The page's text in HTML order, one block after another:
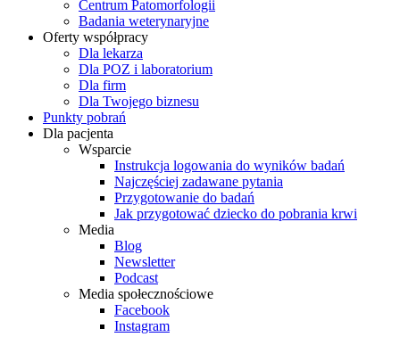
Centrum Patomorfologii
Badania weterynaryjne
Oferty współpracy
Dla lekarza
Dla POZ i laboratorium
Dla firm
Dla Twojego biznesu
Punkty pobrań
Dla pacjenta
Wsparcie
Instrukcja logowania do wyników badań
Najczęściej zadawane pytania
Przygotowanie do badań
Jak przygotować dziecko do pobrania krwi
Media
Blog
Newsletter
Podcast
Media społecznościowe
Facebook
Instagram